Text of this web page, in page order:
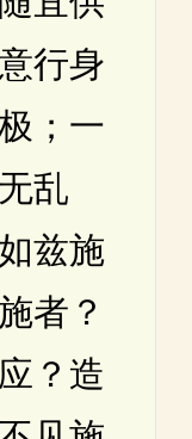
行身
；一
乱
兹施
者？
？造